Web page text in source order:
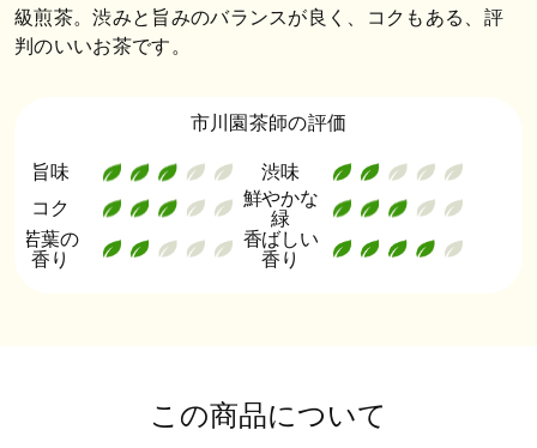
級煎茶。渋みと旨みのバランスが良く、コクもある、評
判のいいお茶です。
市川園茶師の評価
旨味
渋味
コク
鮮やかな
緑
若葉の
香り
香ばしい
香り
この商品について